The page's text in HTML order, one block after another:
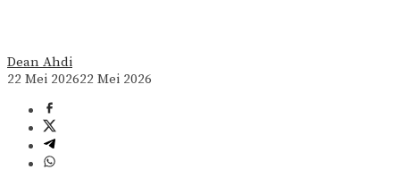
Dean Ahdi
22 Mei 202622 Mei 2026